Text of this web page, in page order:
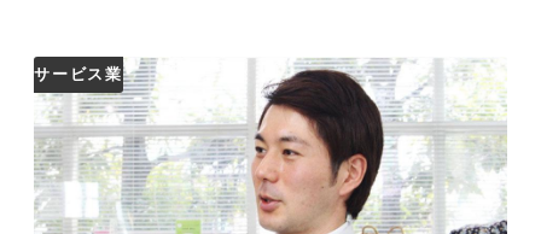
サービス業